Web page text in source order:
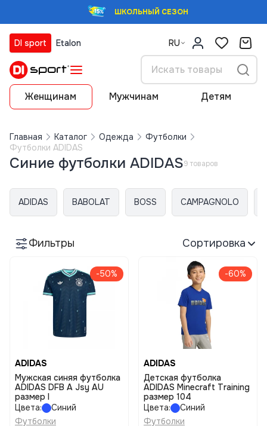
ШКОЛЬНЫЙ СЕЗОН
DI sport Etalon RU
Женщинам Мужчинам Детям
Главная Каталог Одежда
Футболки
Футболки ADIDAS
Синие футболки ADIDAS9 товаров
ADIDAS BABOLAT BOSS CAMPAGNOLO
Фильтры Сортировка
-50%
ADIDAS
Мужская синяя футболка
ADIDAS DFB A Jsy AU
размер l
Цвета:
Синий
Футболки
-60%
ADIDAS
Детская футболка
ADIDAS Minecraft Training
размер 104
Цвета:
Синий
Футболки